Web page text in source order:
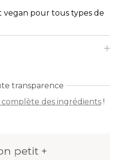
vegan pour tous types de
transparence
des ingrédients !
petit +